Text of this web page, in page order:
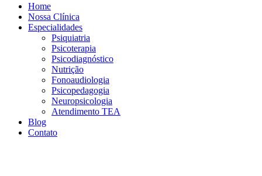
Home
Nossa Clínica
Especialidades
Psiquiatria
Psicoterapia
Psicodiagnóstico
Nutrição
Fonoaudiologia
Psicopedagogia
Neuropsicologia
Atendimento TEA
Blog
Contato